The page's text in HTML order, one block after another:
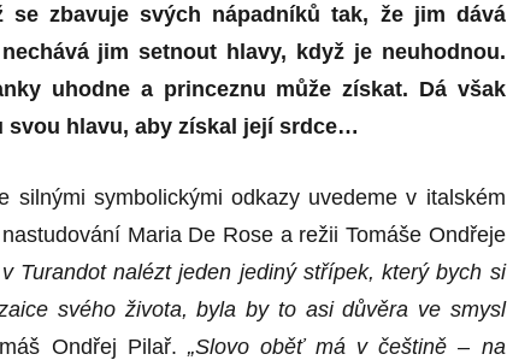
se zbavuje svých nápadníků tak, že jim dává
jim setnout hlavy, když je neuhodnou.
uhodne a princeznu může získat. Dá však
svou hlavu, aby získal její srdce…
silnými symbolickými odkazy uvedeme v italském
Maria De Rose a režii Tomáše Ondřeje
Turandot nalézt jeden jediný střípek, který bych si
svého života, byla by to asi důvěra ve smysl
Ondřej Pilař.„Slovo oběť má v češtině – na